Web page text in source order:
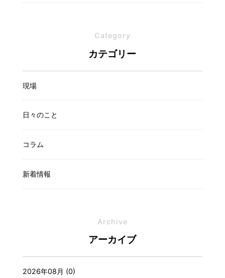
Category
カテゴリー
現場
日々のこと
コラム
新着情報
Archive
アーカイブ
2026年08月 (0)